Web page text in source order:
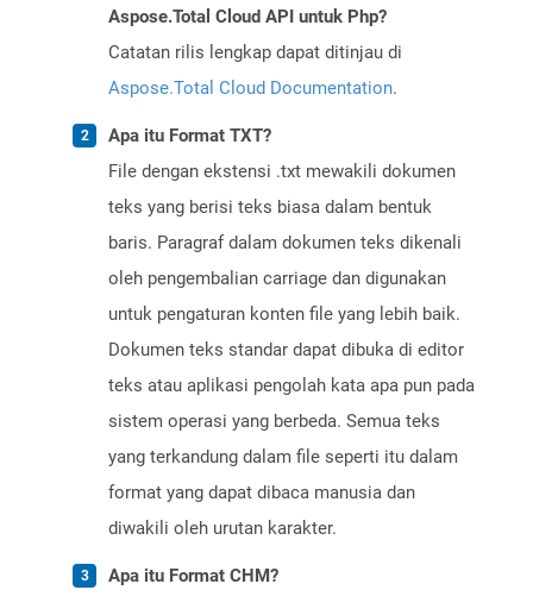
Aspose.Total Cloud API untuk Php?
Catatan rilis lengkap dapat ditinjau di
Aspose.Total Cloud Documentation.
Apa itu Format TXT?
File dengan ekstensi .txt mewakili dokumen
teks yang berisi teks biasa dalam bentuk
baris. Paragraf dalam dokumen teks dikenali
oleh pengembalian carriage dan digunakan
untuk pengaturan konten file yang lebih baik.
Dokumen teks standar dapat dibuka di editor
teks atau aplikasi pengolah kata apa pun pada
sistem operasi yang berbeda. Semua teks
yang terkandung dalam file seperti itu dalam
format yang dapat dibaca manusia dan
diwakili oleh urutan karakter.
Apa itu Format CHM?